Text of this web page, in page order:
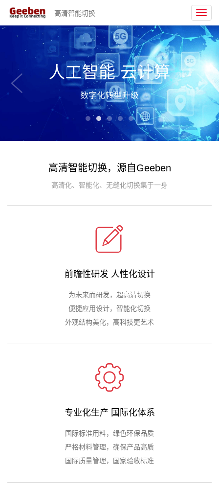
高清智能切换
高清智能切换，源自Geeben
高清化、智能化、无缝化切换集于一身
前瞻性研发 人性化设计
为未来而研发，超高清切换
便捷应用设计，智能化切换
外观结构美化，高科技更艺术
专业化生产 国际化体系
国际标准用料，绿色环保品质
严格材料管理，确保产品高质
国际质量管理，国家验收标准